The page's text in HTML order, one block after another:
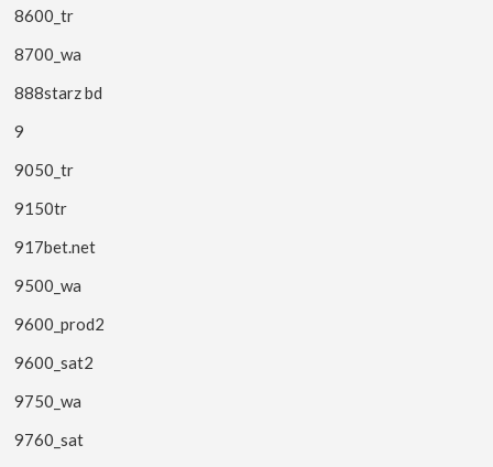
8600_tr
8700_wa
888starz bd
9
9050_tr
9150tr
917bet.net
9500_wa
9600_prod2
9600_sat2
9750_wa
9760_sat